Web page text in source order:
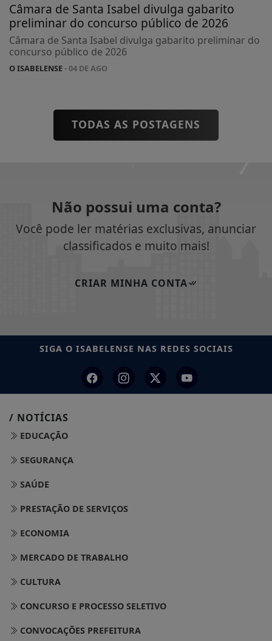
Câmara de Santa Isabel divulga gabarito
preliminar do concurso público de 2026
Câmara de Santa Isabel divulga gabarito preliminar do
concurso público de 2026
O ISABELENSE- 04 DE AGO
TODAS AS POSTAGENS
Não possui uma conta?
Você pode ler matérias exclusivas, anunciar
classificados e muito mais!
CRIAR MINHA CONTA
SIGA O ISABELENSE NAS REDES SOCIAIS
/ NOTÍCIAS
EDUCAÇÃO
SEGURANÇA
SAÚDE
PRESTAÇÃO DE SERVIÇOS
ECONOMIA
MERCADO DE TRABALHO
CULTURA
CONCURSO E PROCESSO SELETIVO
CONVOCAÇÕES PREFEITURA